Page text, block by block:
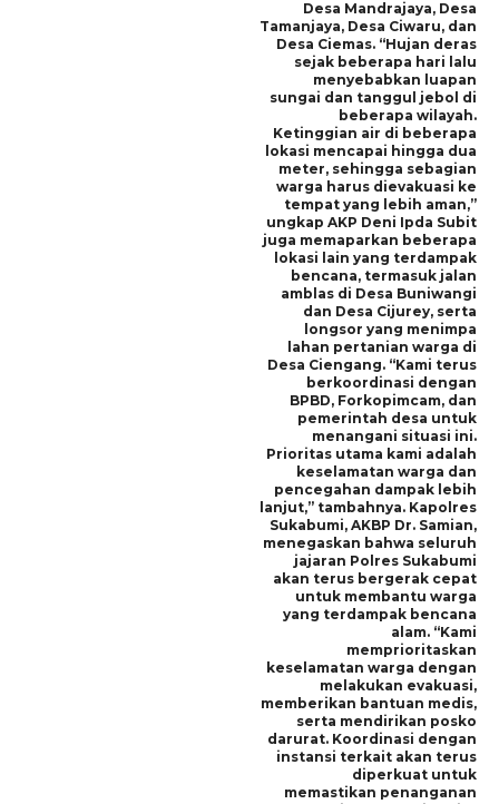
Desa Mandrajaya, Desa
Tamanjaya, Desa Ciwaru, dan
Desa Ciemas. “Hujan deras
sejak beberapa hari lalu
menyebabkan luapan
sungai dan tanggul jebol di
beberapa wilayah.
Ketinggian air di beberapa
lokasi mencapai hingga dua
meter, sehingga sebagian
warga harus dievakuasi ke
tempat yang lebih aman,”
ungkap AKP Deni Ipda Subit
juga memaparkan beberapa
lokasi lain yang terdampak
bencana, termasuk jalan
amblas di Desa Buniwangi
dan Desa Cijurey, serta
longsor yang menimpa
lahan pertanian warga di
Desa Ciengang. “Kami terus
berkoordinasi dengan
BPBD, Forkopimcam, dan
pemerintah desa untuk
menangani situasi ini.
Prioritas utama kami adalah
keselamatan warga dan
pencegahan dampak lebih
lanjut,” tambahnya. Kapolres
Sukabumi, AKBP Dr. Samian,
menegaskan bahwa seluruh
jajaran Polres Sukabumi
akan terus bergerak cepat
untuk membantu warga
yang terdampak bencana
alam. “Kami
memprioritaskan
keselamatan warga dengan
melakukan evakuasi,
memberikan bantuan medis,
serta mendirikan posko
darurat. Koordinasi dengan
instansi terkait akan terus
diperkuat untuk
memastikan penanganan